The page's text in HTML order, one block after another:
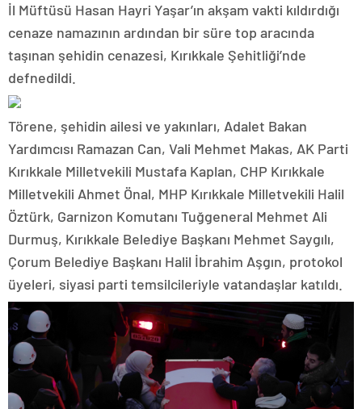
İl Müftüsü Hasan Hayri Yaşar’ın akşam vakti kıldırdığı
cenaze namazının ardından bir süre top aracında
taşınan şehidin cenazesi, Kırıkkale Şehitliği’nde
defnedildi.
Törene, şehidin ailesi ve yakınları, Adalet Bakan
Yardımcısı Ramazan Can, Vali Mehmet Makas, AK Parti
Kırıkkale Milletvekili Mustafa Kaplan, CHP Kırıkkale
Milletvekili Ahmet Önal, MHP Kırıkkale Milletvekili Halil
Öztürk, Garnizon Komutanı Tuğgeneral Mehmet Ali
Durmuş, Kırıkkale Belediye Başkanı Mehmet Saygılı,
Çorum Belediye Başkanı Halil İbrahim Aşgın, protokol
üyeleri, siyasi parti temsilcileriyle vatandaşlar katıldı.